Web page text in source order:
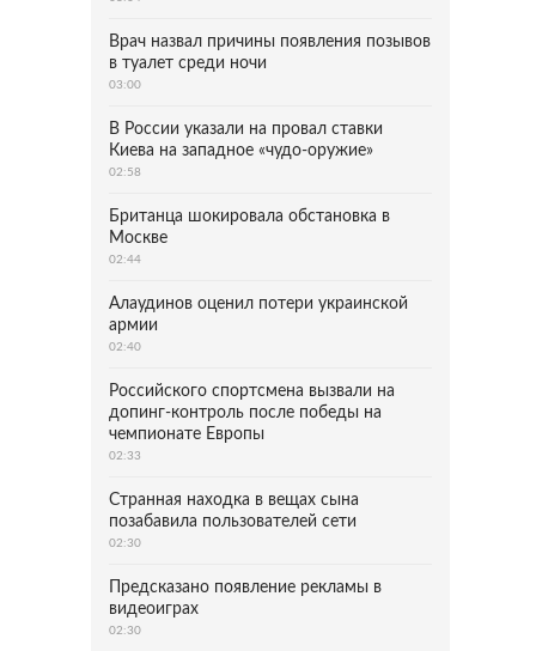
Врач назвал причины появления позывов
в туалет среди ночи
03:00
В России указали на провал ставки
Киева на западное «чудо-оружие»
02:58
Британца шокировала обстановка в
Москве
02:44
Алаудинов оценил потери украинской
армии
02:40
Российского спортсмена вызвали на
допинг-контроль после победы на
чемпионате Европы
02:33
Странная находка в вещах сына
позабавила пользователей сети
02:30
Предсказано появление рекламы в
видеоиграх
02:30